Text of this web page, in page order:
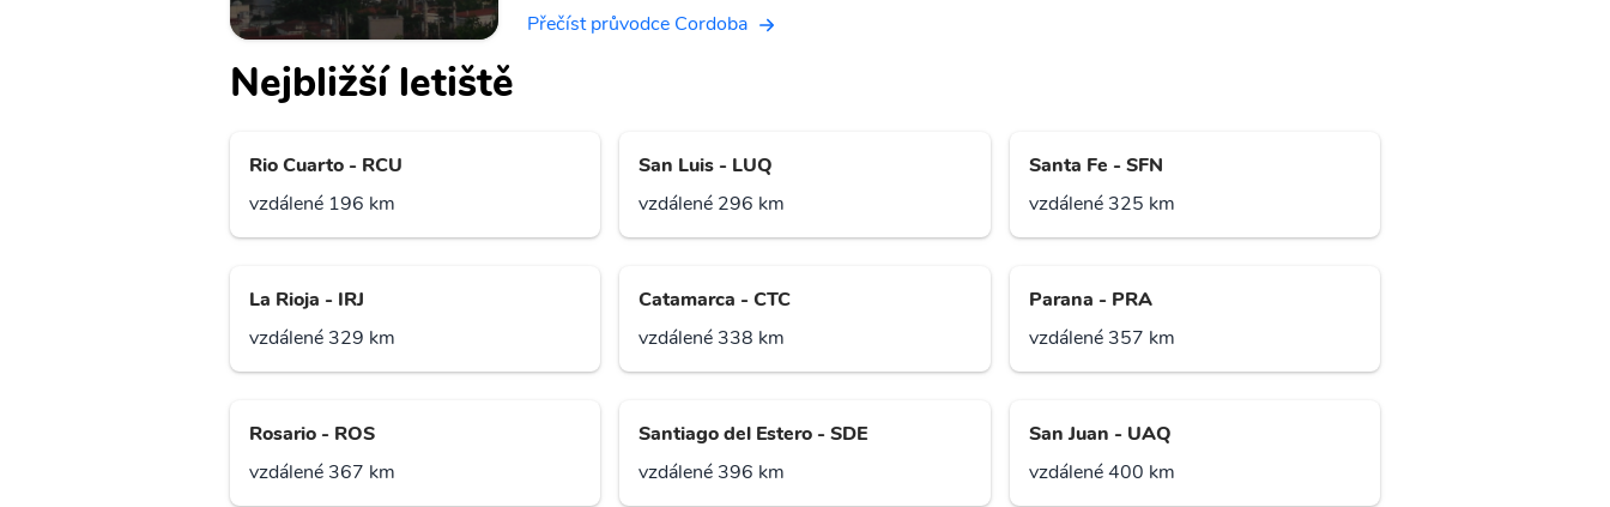
Přečíst průvodce Cordoba
Nejbližší letiště
Rio Cuarto - RCU
vzdálené 196 km
San Luis - LUQ
vzdálené 296 km
Santa Fe - SFN
vzdálené 325 km
La Rioja - IRJ
vzdálené 329 km
Catamarca - CTC
vzdálené 338 km
Parana - PRA
vzdálené 357 km
Rosario - ROS
vzdálené 367 km
Santiago del Estero - SDE
vzdálené 396 km
San Juan - UAQ
vzdálené 400 km